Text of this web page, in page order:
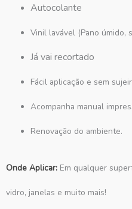
Autocolante
Vinil lavável (Pano úmido,
Já vai recortado
Fácil aplicação e sem
Acompanha manual
Renovação do ambiente.
Onde Aplicar: Em qualquer
vidro, janelas e muito mais!